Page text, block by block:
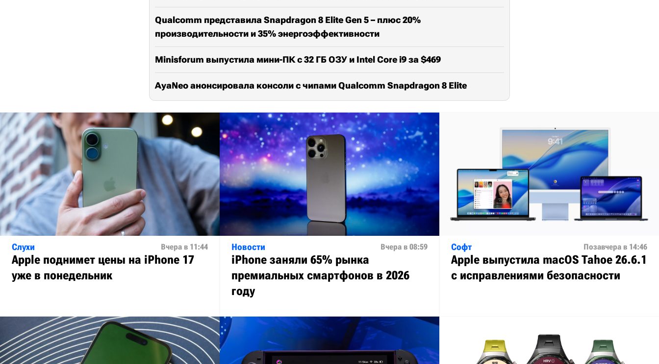
Qualcomm представила Snapdragon 8 Elite Gen 5 – плюс 20%
производительности и 35% энергоэффективности
Minisforum выпустила мини-ПК с 32 ГБ ОЗУ и Intel Core i9 за $469
AyaNeo анонсировала консоли с чипами Qualcomm Snapdragon 8 Elite
Слухи Вчера в 11:44
Apple поднимет цены на iPhone 17
уже в понедельник
Новости Вчера в 08:59
iPhone заняли 65% рынка
премиальных смартфонов в 2026
году
Софт Позавчера в 14:46
Apple выпустила macOS Tahoe 26.6.1
с исправлениями безопасности